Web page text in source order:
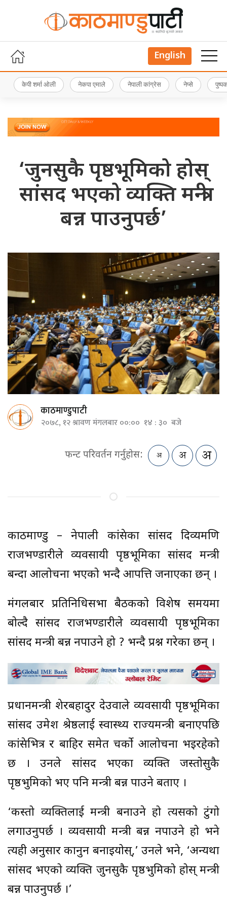
English
केपी शर्मा ओली नेकपा एमाले नेपाली कांग्रेस नेप्से
‘जुनसुकै पृष्ठभूमिको होस्
सांसद भएको व्यक्ति मन्त्री
बन्न पाउनुपर्छ’
काठमाण्डुपाटी
२०७८, १२ श्रावण मंगलबार ००:०० १४ : ३० बजे
फन्ट परिवर्तन गर्नुहोस:
काठमाण्डु – नेपाली कांग्रेसका सांसद दिव्यमणि
राजभण्डारीले व्यवसायी पृष्ठभूमिका सांसद मन्त्री
बन्दा आलोचना भएको भन्दै आपत्ति जनाएका छन् ।
मंगलबार प्रतिनिधिसभा बैठकको विशेष समयमा
बोल्दै सांसद राजभण्डारीले व्यवसायी पृष्ठभूमिका
सांसद मन्त्री बन्न नपाउने हो ? भन्दै प्रश्न गरेका छन् ।
प्रधानमन्त्री शेरबहादुर देउवाले व्यवसायी पृष्ठभूमिका
सांसद उमेश श्रेष्ठलाई स्वास्थ्य राज्यमन्त्री बनाएपछि
कांग्रेसभित्र र बाहिर समेत चर्को आलोचना भइरहेको
छ । उनले सांसद भएका व्यक्ति जस्तोसुकै
पृष्ठभुमिको भए पनि मन्त्री बन्न पाउने बताए ।
‘कस्तो व्यक्तिलाई मन्त्री बनाउने हो त्यसको टुंगो
लगाउनुपर्छ । व्यवसायी मन्त्री बन्न नपाउने हो भने
त्यही अनुसार कानुन बनाइयोस्,’ उनले भने, ‘अन्यथा
सांसद भएको व्यक्ति जुनसुकै पृष्ठभुमिको होस् मन्त्री
बन्न पाउनुपर्छ ।’